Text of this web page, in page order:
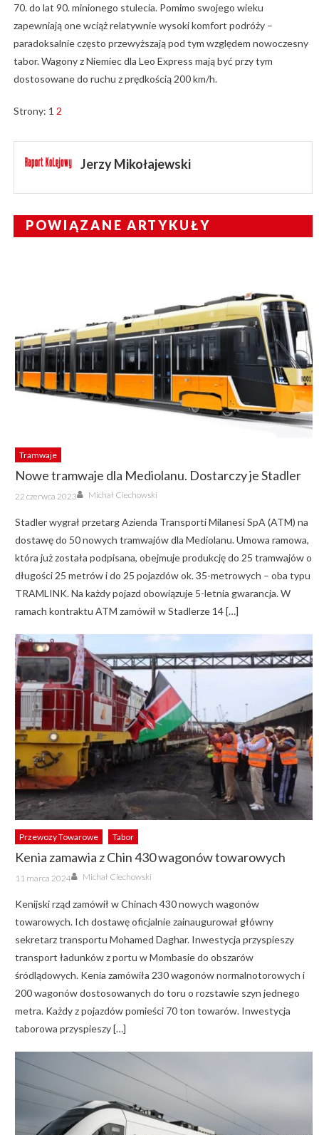
70. do lat 90. minionego stulecia. Pomimo swojego wieku
zapewniają one wciąż relatywnie wysoki komfort podróży –
paradoksalnie często przewyższają pod tym względem nowoczesny
tabor. Wagony z Niemiec dla Leo Express mają być przy tym
dostosowane do ruchu z prędkością 200 km/h.
Strony: 1 2
Jerzy Mikołajewski
POWIĄZANE ARTYKUŁY
Tramwaje
Nowe tramwaje dla Mediolanu. Dostarczy je Stadler
Posted
on
22 czerwca 2023 Author
Michał Ciechowski
Stadler wygrał przetarg Azienda Transporti Milanesi SpA (ATM) na
dostawę do 50 nowych tramwajów dla Mediolanu. Umowa ramowa,
która już została podpisana, obejmuje produkcję do 25 tramwajów o
długości 25 metrów i do 25 pojazdów ok. 35-metrowych – oba typu
TRAMLINK. Na każdy pojazd obowiązuje 5-letnia gwarancja. W
ramach kontraktu ATM zamówił w Stadlerze 14 […]
Przewozy Towarowe Tabor
Kenia zamawia z Chin 430 wagonów towarowych
Posted
on
11 marca 2024 Author
Michał Ciechowski
Kenijski rząd zamówił w Chinach 430 nowych wagonów
towarowych. Ich dostawę oficjalnie zainaugurował główny
sekretarz transportu Mohamed Daghar. Inwestycja przyspieszy
transport ładunków z portu w Mombasie do obszarów
śródlądowych. Kenia zamówiła 230 wagonów normalnotorowych i
200 wagonów dostosowanych do toru o rozstawie szyn jednego
metra. Każdy z pojazdów pomieści 70 ton towarów. Inwestycja
taborowa przyspieszy […]